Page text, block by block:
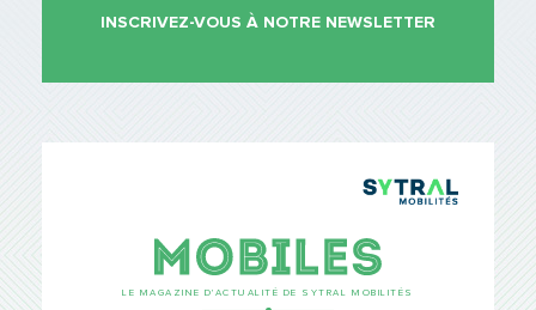
INSCRIVEZ-VOUS À NOTRE NEWSLETTER
LE MAGAZINE D’ACTUALITÉ DE SYTRAL MOBILITÉS